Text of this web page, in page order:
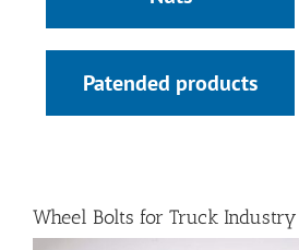
Patended products
Wheel Bolts for Truck Industry